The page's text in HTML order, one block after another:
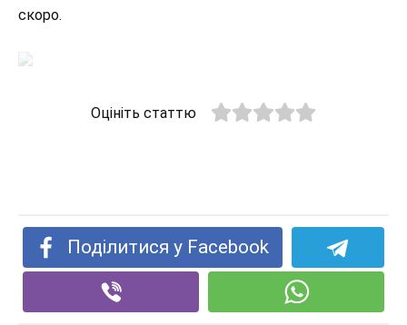
скоро.
Оцініть статтю
Поділитися у Facebook